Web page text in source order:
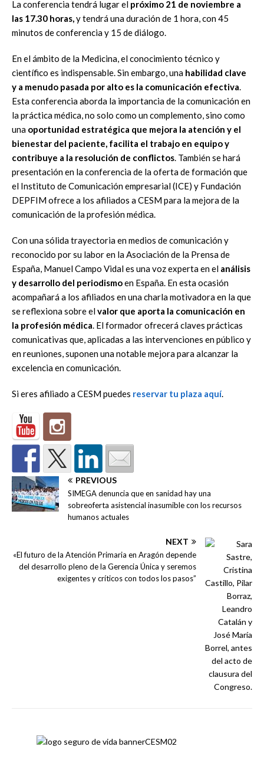
La conferencia tendrá lugar el próximo 21 de noviembre a
las 17.30 horas,y tendrá una duración de 1 hora, con 45
minutos de conferencia y 15 de diálogo.
En el ámbito de la Medicina, el conocimiento técnico y
científico es indispensable. Sin embargo, una habilidad clave
y a menudo pasada por alto es la comunicación efectiva.
Esta conferencia aborda la importancia de la comunicación en
la práctica médica, no solo como un complemento, sino como
una oportunidad estratégica que mejora la atención y el
bienestar del paciente, facilita el trabajo en equipo y
contribuye a la resolución de conflictos. También se hará
presentación en la conferencia de la oferta de formación que
el Instituto de Comunicación empresarial (ICE) y Fundación
DEPFIM ofrece a los afiliados a CESM para la mejora de la
comunicación de la profesión médica.
Con una sólida trayectoria en medios de comunicación y
reconocido por su labor en la Asociación de la Prensa de
España, Manuel Campo Vidal es una voz experta en el análisis
y desarrollo del periodismoen España. En esta ocasión
acompañará a los afiliados en una charla motivadora en la que
se reflexiona sobre elvalor que aporta la comunicación en
la profesión médica. El formador ofrecerá claves prácticas
comunicativas que, aplicadas a las intervenciones en público y
en reuniones, suponen una notable mejora para alcanzar la
excelencia en comunicación.
Si eres afiliado a CESM puedes reservar tu plaza aquí.
PREVIOUS
SIMEGA denuncia que en sanidad hay una
sobreoferta asistencial inasumible con los recursos
humanos actuales
NEXT
«El futuro de la Atención Primaria en Aragón depende
del desarrollo pleno de la Gerencia Única y seremos
exigentes y críticos con todos los pasos”